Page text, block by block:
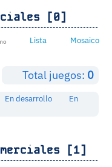
[0]
Lista Mosaico
Total juegos: 0
En desarrollo
En
[1]